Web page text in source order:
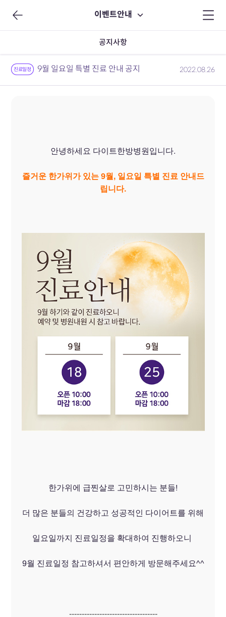
이벤트안내
공지사항
진료일정 9월 일요일 특별 진료 안내 공지 2022.08.26
안녕하세요 다이트한방병원입니다.
즐거운 한가위가 있는 9월, 일요일 특별 진료 안내드
립니다.
한가위에 급찐살로 고민하시는 분들!
더 많은 분들의 건강하고 성공적인 다이어트를 위해
일요일까지 진료일정을 확대하여 진행하오니
9월 진료일정 참고하셔서 편안하게 방문해주세요^^
-----------------------------------